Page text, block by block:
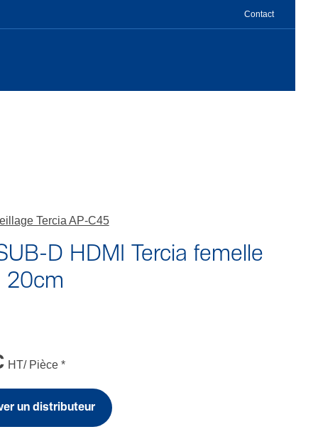
Contact
Tercia AP-C45
D HDMI Tercia femelle
20cm
HT/ Pièce *
un distributeur